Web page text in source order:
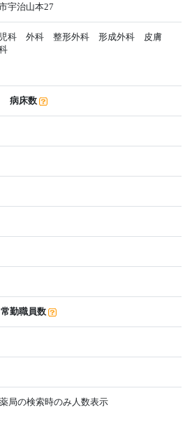
宇治山本27
科 外科 整形外科 形成外科 皮膚
病床数
常勤職員数
局の検索時のみ人数表示